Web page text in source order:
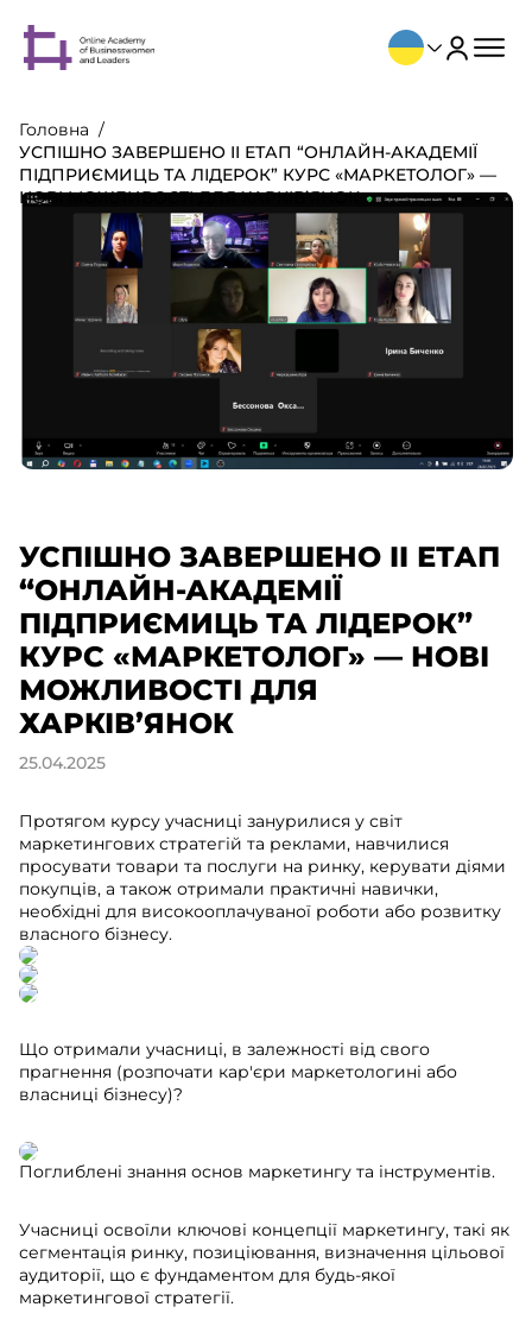
Головна
УСПІШНО ЗАВЕРШЕНО II ЕТАП “ОНЛАЙН-АКАДЕМІЇ
ПІДПРИЄМИЦЬ ТА ЛІДЕРОК” КУРС «МАРКЕТОЛОГ» —
НОВІ МОЖЛИВОСТІ ДЛЯ ХАРКІВ’ЯНОК
УСПІШНО ЗАВЕРШЕНО II ЕТАП
“ОНЛАЙН-АКАДЕМІЇ
ПІДПРИЄМИЦЬ ТА ЛІДЕРОК”
КУРС «МАРКЕТОЛОГ» — НОВІ
МОЖЛИВОСТІ ДЛЯ
ХАРКІВ’ЯНОК
25.04.2025
Протягом курсу учасниці занурилися у світ
маркетингових стратегій та реклами, навчилися
просувати товари та послуги на ринку, керувати діями
покупців, а також отримали практичні навички,
необхідні для високооплачуваної роботи або розвитку
власного бізнесу.​
Що отримали учасниці, в залежності від свого
прагнення (розпочати кар'єри маркетологині або
власниці бізнесу)?
Поглиблені знання основ маркетингу та інструментів.
Учасниці освоїли ключові концепції маркетингу, такі як
сегментація ринку, позиціювання, визначення цільової
аудиторії, що є фундаментом для будь-якої
маркетингової стратегії.